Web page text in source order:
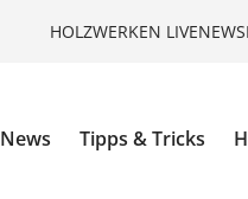
HOLZWERKEN LIVE
News Tipps & Tricks